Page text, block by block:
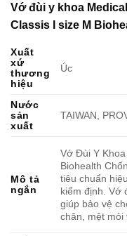
Vớ đùi y khoa
Classis I size M
Xuất
xứ
thương
hiệu
Úc
Nước
sản
xuất
TAIWAN,
Mô tả
ngắn
Vớ Đùi Y
Biohealth
tiêu chuẩn
kiểm định. Vớ
giúp bảo vệ
chân, mệt mỏi